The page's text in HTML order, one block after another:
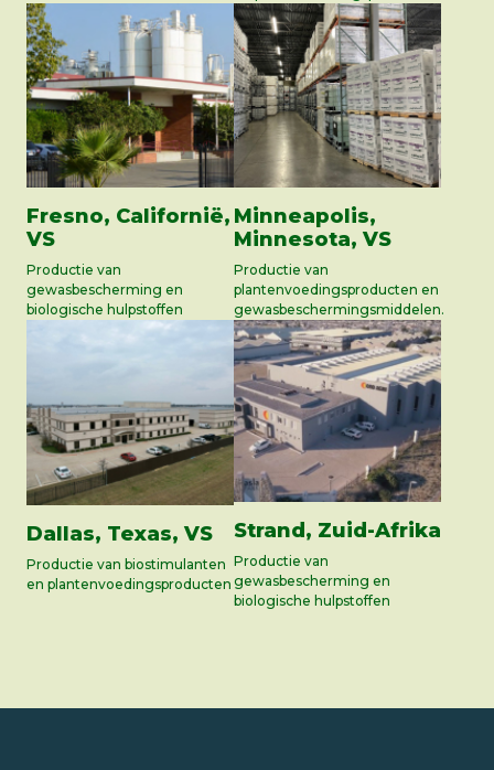
Fresno, Californië,
VS
Productie van
gewasbescherming en
biologische hulpstoffen
Minneapolis,
Minnesota, VS
Productie van
plantenvoedingsproducten en
gewasbeschermingsmiddelen.
Dallas, Texas, VS
Productie van biostimulanten
en plantenvoedingsproducten
Strand, Zuid-Afrika
Productie van
gewasbescherming en
biologische hulpstoffen